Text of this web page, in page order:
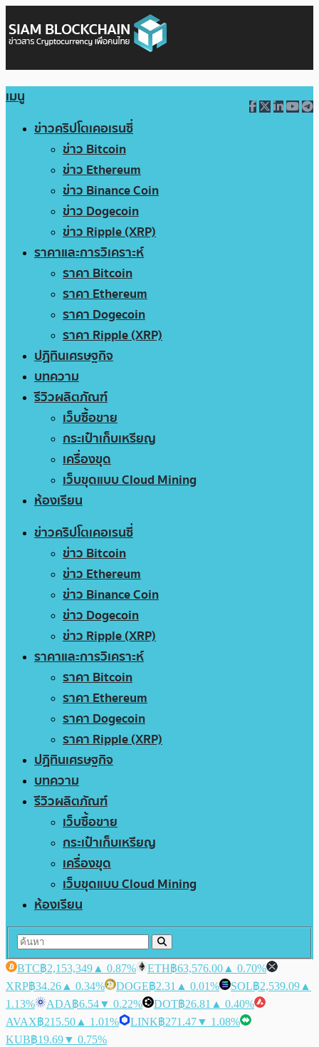
เมนู
ข่าวคริปโตเคอเรนซี่
ข่าว Bitcoin
ข่าว Ethereum
ข่าว Binance Coin
ข่าว Dogecoin
ข่าว Ripple (XRP)
ราคาและการวิเคราะห์
ราคา Bitcoin
ราคา Ethereum
ราคา Dogecoin
ราคา Ripple (XRP)
ปฏิทินเศรษฐกิจ
บทความ
รีวิวผลิตภัณฑ์
เว็บซื้อขาย
กระเป๋าเก็บเหรียญ
เครื่องขุด
เว็บขุดแบบ Cloud Mining
ห้องเรียน
ข่าวคริปโตเคอเรนซี่
ข่าว Bitcoin
ข่าว Ethereum
ข่าว Binance Coin
ข่าว Dogecoin
ข่าว Ripple (XRP)
ราคาและการวิเคราะห์
ราคา Bitcoin
ราคา Ethereum
ราคา Dogecoin
ราคา Ripple (XRP)
ปฏิทินเศรษฐกิจ
บทความ
รีวิวผลิตภัณฑ์
เว็บซื้อขาย
กระเป๋าเก็บเหรียญ
เครื่องขุด
เว็บขุดแบบ Cloud Mining
ห้องเรียน
BTC฿2,153,349 ▲ 0.87% ETH฿63,576.00 ▲ 0.70%
XRP฿34.26 ▲ 0.34% DOGE฿2.31 ▲ 0.01% SOL฿2,539.09 ▲
1.13%
ADA฿6.54▼ 0.22% DOT฿26.81 ▲ 0.40%
AVAX฿215.50 ▲ 1.01% LINK฿271.47▼ 1.08%
KUB฿19.69▼ 0.75%